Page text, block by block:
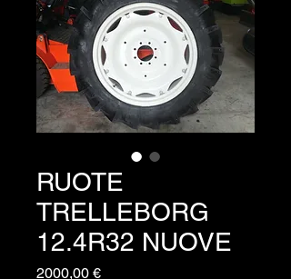
RUOTE
TRELLEBORG
12.4R32 NUOVE
2000,00 €Prezzo